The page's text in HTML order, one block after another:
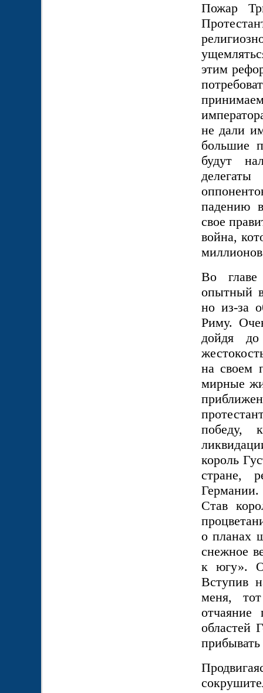
Пожар
этим
не дали
большие
будут
падению
свое
война,
Во главе
опытный
но из-за
Риму.
дойдя
на своем
мирные
победу,
король
стране,
Став
о планах
снежное
к югу».
Вступив
меня,
отчаяние
областей